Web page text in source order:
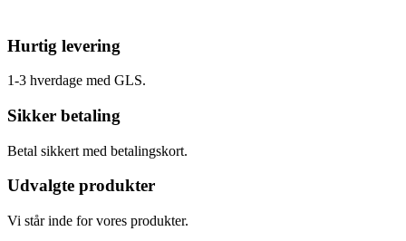
Hurtig levering
1-3 hverdage med GLS.
Sikker betaling
Betal sikkert med betalingskort.
Udvalgte produkter
Vi står inde for vores produkter.